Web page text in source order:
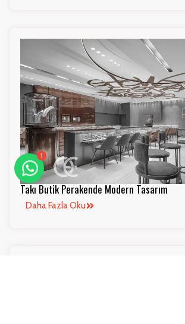
Takı Butik Perakende Modern Tasarım
Daha Fazla Oku
1